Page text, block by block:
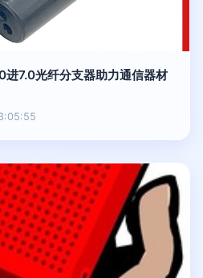
7.0光纤分支器助力通信器材